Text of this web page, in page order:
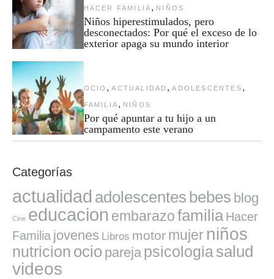
HACER FAMILIA , NIÑOS
Niños hiperestimulados, pero
desconectados: Por qué el exceso de lo
exterior apaga su mundo interior
OCIO , ACTUALIDAD , ADOLESCENTES ,
FAMILIA , NIÑOS
Por qué apuntar a tu hijo a un
campamento este verano
Categorías
actualidad adolescentes bebes blog
Cine educacion embarazofamilia Hacer
Familia jovenes Libros motor mujer niños
nutricion ocio pareja psicologia salud
videos